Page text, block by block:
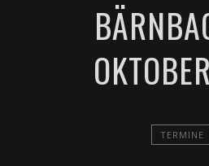
TERMINE